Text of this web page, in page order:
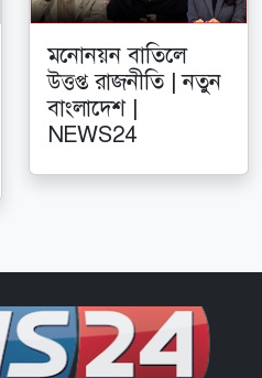
মনোনয়ন বাতিলে
উত্তপ্ত রাজনীতি | নতুন
বাংলাদেশ |
NEWS24